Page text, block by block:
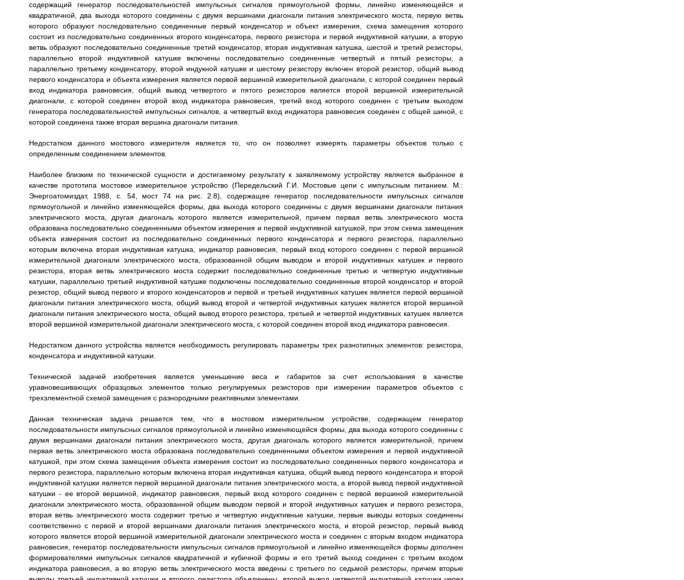
содержащий генератор последовательностей импульсных сигналов прямоугольной формы, линейно изменяющейся и
квадратичной, два выхода которого соединены с двумя вершинами диагонали питания электрического моста, первую ветвь
которого образуют последовательно соединенные первый конденсатор и объект измерения, схема замещения которого
состоит из последовательно соединенных второго конденсатора, первого резистора и первой индуктивной катушки, а вторую
ветвь образуют последовательно соединенные третий конденсатор, вторая индуктивная катушка, шестой и третий резисторы,
параллельно второй индуктивной катушке включены последовательно соединенные четвертый и пятый резисторы, а
параллельно третьему конденсатору, второй индукной катушке и шестому резистору включен второй резистор, общий вывод
первого конденсатора и объекта измерения является первой вершиной измерительной диагонали, с которой соединен первый
вход индикатора равновесия, общий вывод четвертого и пятого резисторов является второй вершиной измерительной
диагонали, с которой соединен второй вход индикатора равновесия, третий вход которого соединен с третьим выходом
генератора последовательностей импульсных сигналов, а четвертый вход индикатора равновесия соединен с общей шиной, с
которой соединена также вторая вершина диагонали питания.
Недостатком данного мостового измерителя является то, что он позволяет измерять параметры объектов только с
определенным соединением элементов.
Наиболее близким по технической сущности и достигаемому результату к заявляемому устройству является выбранное в
качестве прототипа мостовое измерительное устройство (Передельский Г.И. Мостовые цепи с импульсным питанием. М.:
Энергоатомиздат, 1988, с. 54, мост 74 на рис. 2.8), содержащее генератор последовательности импульсных сигналов
прямоугольной и линейно изменяющейся формы, два выхода которого соединены с двумя вершинами диагонали питания
электрического моста, другая диагональ которого является измерительной, причем первая ветвь электрического моста
образована последовательно соединенными объектом измерения и первой индуктивной катушкой, при этом схема замещения
объекта измерения состоит из последовательно соединенных первого конденсатора и первого резистора, параллельно
которым включена вторая индуктивная катушка, индикатор равновесия, первый вход которого соединен с первой вершиной
измерительной диагонали электрического моста, образованной общим выводом и второй индуктивных катушек и первого
резистора, вторая ветвь электрического моста содержит последовательно соединенные третью и четвертую индуктивные
катушки, параллельно третьей индуктивной катушке подключены последовательно соединенные второй конденсатор и второй
резистор, общий вывод первого и второго конденсаторов и первой и третьей индуктивных катушек является первой вершиной
диагонали питания электрического моста, общий вывод второй и четвертой индуктивных катушек является второй вершиной
диагонали питания электрического моста, общий вывод второго резистора, третьей и четвертой индуктивных катушек является
второй вершиной измерительной диагонали электрического моста, с которой соединен второй вход индикатора равновесия.
Недостатком данного устройства является необходимость регулировать параметры трех разнотипных элементов: резистора,
конденсатора и индуктивной катушки.
Технической задачей изобретения является уменьшение веса и габаритов за счет использования в качестве
уравновешивающих образцовых элементов только регулируемых резисторов при измерении параметров объектов с
трехэлементной схемой замещения с разнородными реактивными элементами.
Данная техническая задача решается тем, что в мостовом измерительном устройстве, содержащем генератор
последовательности импульсных сигналов прямоугольной и линейно изменяющейся формы, два выхода которого соединены с
двумя вершинами диагонали питания электрического моста, другая диагональ которого является измерительной, причем
первая ветвь электрического моста образована последовательно соединенными объектом измерения и первой индуктивной
катушкой, при этом схема замещения объекта измерения состоит из последовательно соединенных первого конденсатора и
первого резистора, параллельно которым включена вторая индуктивная катушка, общий вывод первого конденсатора и второй
индуктивной катушки является первой вершиной диагонали питания электрического моста, а второй вывод первой индуктивной
катушки - ее второй вершиной, индикатор равновесия, первый вход которого соединен с первой вершиной измерительной
диагонали электрического моста, образованной общим выводом первой и второй индуктивных катушек и первого резистора,
вторая ветвь электрического моста содержит третью и четвертую индуктивные катушки, первые выводы которых соединены
соответственно с первой и второй вершинами диагонали питания электрического моста, и второй резистор, первый вывод
которого является второй вершиной измерительной диагонали электрического моста и соединен с вторым входом индикатора
равновесия, генератор последовательности импульсных сигналов прямоугольной и линейно изменяющейся формы дополнен
формирователями импульсных сигналов квадратичной и кубичной формы и его третий выход соединен с третьим входом
индикатора равновесия, а во вторую ветвь электрического моста введены с третьего по седьмой резисторы, причем вторые